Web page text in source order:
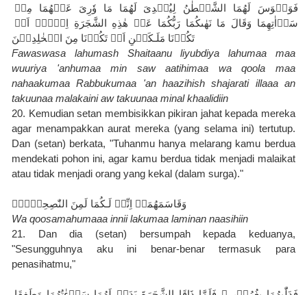
تَكُوۡنَا مَلَـكَيۡنِ اَوۡ تَكُوۡنَا مِنَ الۡخٰلِدِيۡنَ
Fawaswasa lahumash Shaitaanu liyubdiya lahumaa maa
wuuriya 'anhumaa min saw aatihimaa wa qoola maa
nahaakumaa Rabbukumaa 'an haazihish shajarati illaaa an
takuunaa malakaini aw takuunaa minal khaalidiin
20. Kemudian setan membisikkan pikiran jahat kepada mereka
agar menampakkan aurat mereka (yang selama ini) tertutup.
Dan (setan) berkata, "Tuhanmu hanya melarang kamu berdua
mendekati pohon ini, agar kamu berdua tidak menjadi malaikat
atau tidak menjadi orang yang kekal (dalam surga)."
وَقَاسَمَهُمَاۤ اِنِّىۡ لَـكُمَا لَمِنَ النّٰصِحِيۡنَۙ
Wa qoosamahumaaa innii lakumaa laminan naasihiin
21. Dan dia (setan) bersumpah kepada keduanya,
"Sesungguhnya aku ini benar-benar termasuk para
penasihatmu,"